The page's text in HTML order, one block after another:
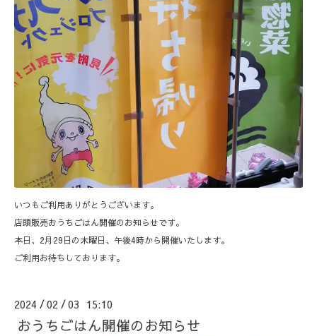
いつもご利用ありがとうございます。
店頭販売おうちごはん開催のお知らせです。
本日、2月29日の木曜日、午後4時から開催いたします。
ご利用お待ちしております。
2024 /02 /03 15:10
おうちごはん開催のお知らせ